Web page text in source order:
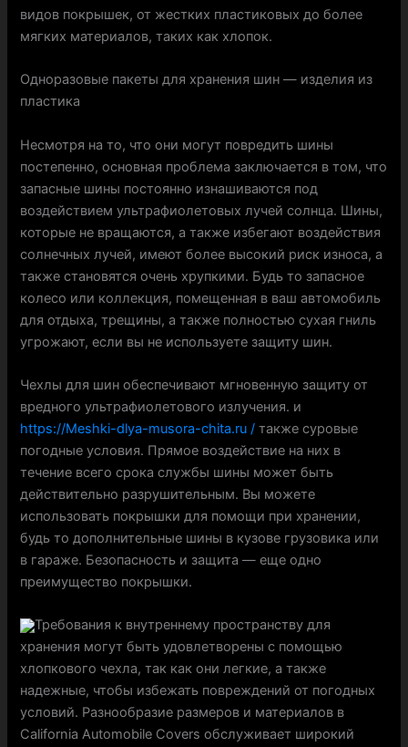
видов покрышек, от жестких пластиковых до более
мягких материалов, таких как хлопок.
Одноразовые пакеты для хранения шин — изделия из
пластика
Несмотря на то, что они могут повредить шины
постепенно, основная проблема заключается в том, что
запасные шины постоянно изнашиваются под
воздействием ультрафиолетовых лучей солнца. Шины,
которые не вращаются, а также избегают воздействия
солнечных лучей, имеют более высокий риск износа, а
также становятся очень хрупкими. Будь то запасное
колесо или коллекция, помещенная в ваш автомобиль
для отдыха, трещины, а также полностью сухая гниль
угрожают, если вы не используете защиту шин.
Чехлы для шин обеспечивают мгновенную защиту от
вредного ультрафиолетового излучения. и
https://Meshki-dlya-musora-chita.ru / также суровые
погодные условия. Прямое воздействие на них в
течение всего срока службы шины может быть
действительно разрушительным. Вы можете
использовать покрышки для помощи при хранении,
будь то дополнительные шины в кузове грузовика или
в гараже. Безопасность и защита — еще одно
преимущество покрышки.
Требования к внутреннему пространству для
хранения могут быть удовлетворены с помощью
хлопкового чехла, так как они легкие, а также
надежные, чтобы избежать повреждений от погодных
условий. Разнообразие размеров и материалов в
California Automobile Covers обслуживает широкий